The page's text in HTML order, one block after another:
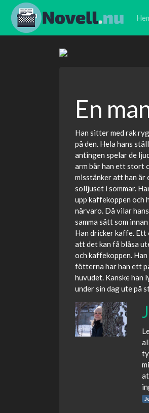
En
Han sitter med rak
på den. Hela hans
antingen spelar de
arm bär han ett stort
misstänker att han är
solljuset i sommar.
upp kaffekoppen och
närvaro. Då vilar
samma sätt som
Han dricker kaffe. Ett
att det kan få blåsa
och kaffekoppen.
fötterna har han ett
huvudet. Kanske han
under sin dag ute på